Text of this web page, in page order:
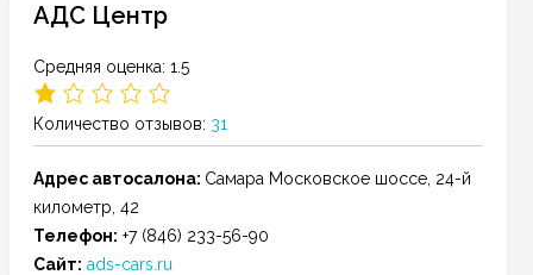
АДС Центр
Средняя оценка: 1.5
Количество отзывов: 31
Адрес автосалона: Самара Московское шоссе, 24-й
километр, 42
Телефон: +7 (846) 233-56-90
Сайт: ads-cars.ru